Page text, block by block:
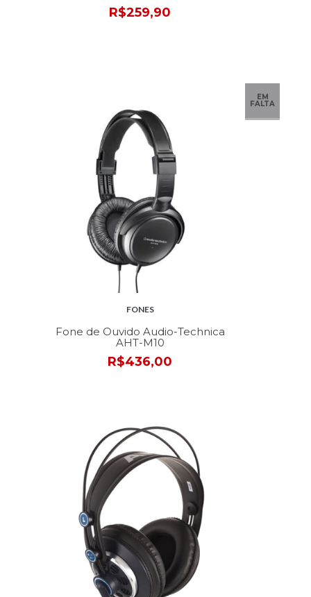
R$259,90
EM
FALTA
FONES
Fone de Ouvido Audio-Technica
AHT-M10
R$436,00